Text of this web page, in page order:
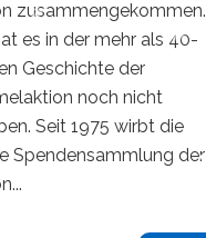
zusammengekommen.
es in der mehr als 40-
Geschichte der
noch nicht
Seit 1975 wirbt die
Spendensammlung der